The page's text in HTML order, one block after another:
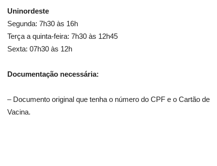
Uninordeste
Segunda: 7h30 às 16h
Terça a quinta-feira: 7h30 às 12h45
Sexta: 07h30 às 12h
Documentação necessária:
– Documento original que tenha o número do CPF e o Cartão de
Vacina.